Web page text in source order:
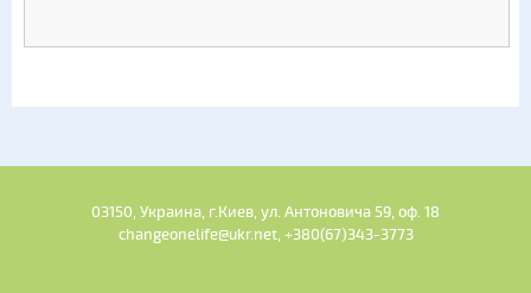
03150, Украина, г.Киев, ул. Антоновича 59, оф. 18
changeonelife@ukr.net, +380(67)343-3773